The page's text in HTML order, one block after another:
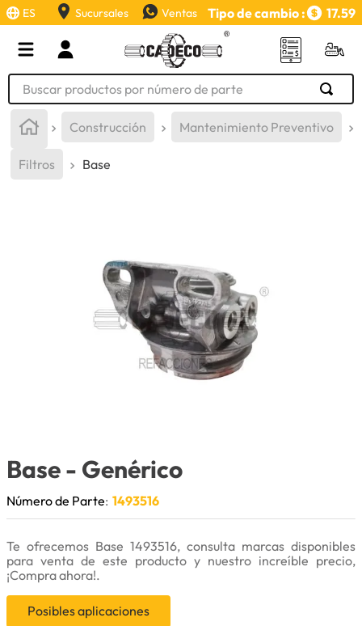
ES Sucursales Ventas Tipo de cambio : 17.59
Buscar productos por número de parte
Construcción Mantenimiento Preventivo
Filtros Base
Base- Genérico
Número de Parte: 1493516
Te ofrecemos Base 1493516, consulta marcas disponibles
para venta de este producto y nuestro increíble precio,
¡Compra ahora!.
Posibles aplicaciones
TÉRMINOS MÁS BUSCADOS
.
aceite
cucharon
puntas
pintura
herramienta
anticongelante